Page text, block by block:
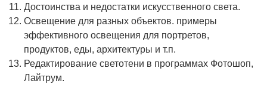
Достоинства и недостатки искусственного света.
Освещение для разных объектов. примеры
эффективного освещения для портретов,
продуктов, еды, архитектуры и т.п.
Редактирование светотени в программах Фотошоп,
Лайтрум.